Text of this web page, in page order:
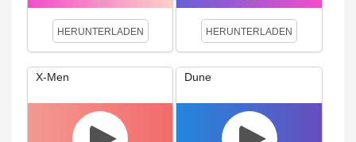
HERUNTERLADEN HERUNTERLADEN
X-Men Dune